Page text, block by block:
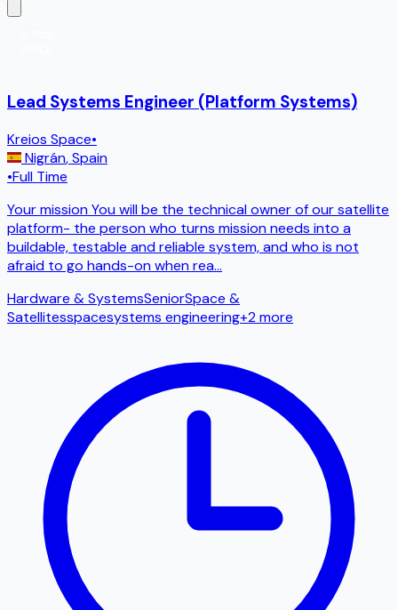
Lead Systems Engineer (Platform Systems)
Kreios Space•
Nigrán,Spain
•Full Time
Your mission You will be the technical owner of our satellite
platform- the person who turns mission needs into a
buildable, testable and reliable system, and who is not
afraid to go hands-on when rea...
Hardware & SystemsSeniorSpace &
Satellitesspacesystems engineering+2more